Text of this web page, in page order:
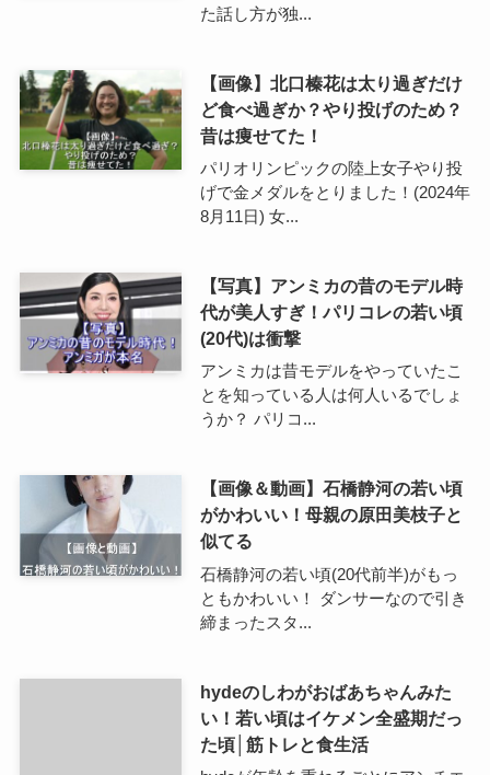
た話し方が独...
【画像】北口榛花は太り過ぎだけ
ど食べ過ぎか？やり投げのため？
昔は痩せてた！
パリオリンピックの陸上女子やり投
げで金メダルをとりました！(2024年
8月11日) 女...
【写真】アンミカの昔のモデル時
代が美人すぎ！パリコレの若い頃
(20代)は衝撃
アンミカは昔モデルをやっていたこ
とを知っている人は何人いるでしょ
うか？ パリコ...
【画像＆動画】石橋静河の若い頃
がかわいい！母親の原田美枝子と
似てる
石橋静河の若い頃(20代前半)がもっ
ともかわいい！ ダンサーなので引き
締まったスタ...
hydeのしわがおばあちゃんみた
い！若い頃はイケメン全盛期だっ
た頃│筋トレと食生活